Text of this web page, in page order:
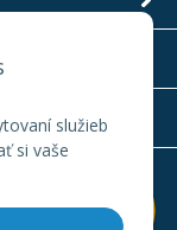
služieb
si vaše